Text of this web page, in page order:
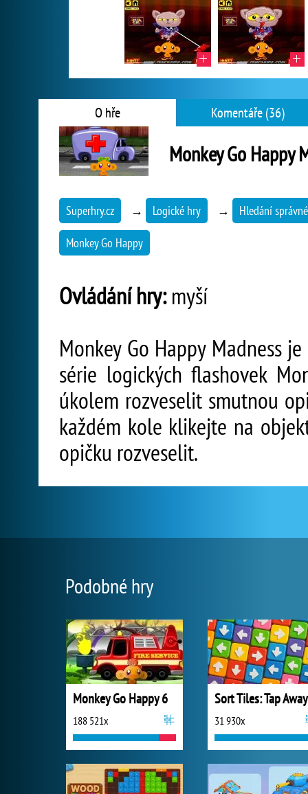
O hře Komentáře (36)
Monkey Go Happy
Superhry.cz → Logické hry → Hledání
Monkey Go Happy
Ovládání hry:myší
Monkey Go Happy Madness
série logických flashovek
úkolem rozveselit smutnou
každém kole klikejte na
opičku rozveselit.
Podobné hry
Monkey Go Happy 6
188 521x
Sort Tiles: Tap Away
31 930x